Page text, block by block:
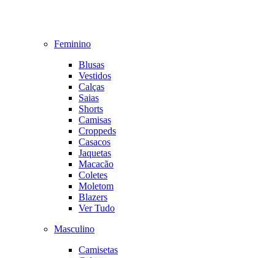
Feminino
Blusas
Vestidos
Calças
Saias
Shorts
Camisas
Croppeds
Casacos
Jaquetas
Macacão
Coletes
Moletom
Blazers
Ver Tudo
Masculino
Camisetas